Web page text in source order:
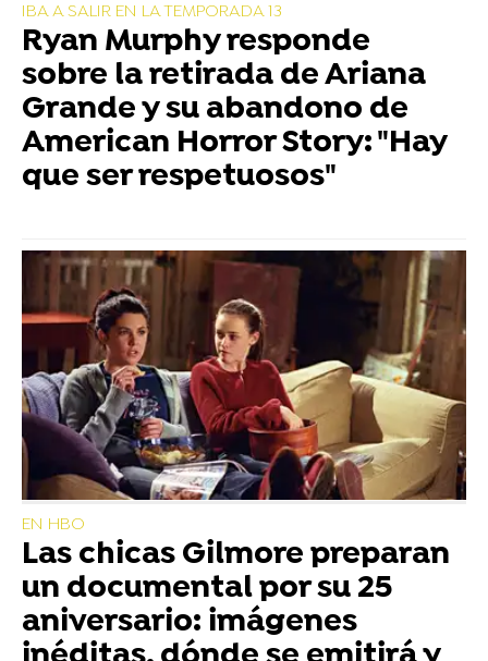
IBA A SALIR EN LA TEMPORADA 13
Ryan Murphy responde
sobre la retirada de Ariana
Grande y su abandono de
American Horror Story: "Hay
que ser respetuosos"
EN HBO
Las chicas Gilmore preparan
un documental por su 25
aniversario: imágenes